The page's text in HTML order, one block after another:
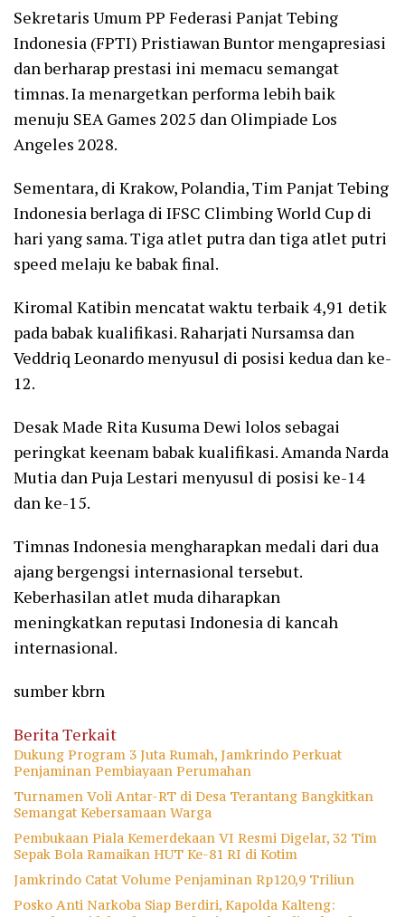
Sekretaris Umum PP Federasi Panjat Tebing
Indonesia (FPTI) Pristiawan Buntor mengapresiasi
dan berharap prestasi ini memacu semangat
timnas. Ia menargetkan performa lebih baik
menuju SEA Games 2025 dan Olimpiade Los
Angeles 2028.
Sementara, di Krakow, Polandia, Tim Panjat Tebing
Indonesia berlaga di IFSC Climbing World Cup di
hari yang sama. Tiga atlet putra dan tiga atlet putri
speed melaju ke babak final.
Kiromal Katibin mencatat waktu terbaik 4,91 detik
pada babak kualifikasi. Raharjati Nursamsa dan
Veddriq Leonardo menyusul di posisi kedua dan ke-
12.
Desak Made Rita Kusuma Dewi lolos sebagai
peringkat keenam babak kualifikasi. Amanda Narda
Mutia dan Puja Lestari menyusul di posisi ke-14
dan ke-15.
Timnas Indonesia mengharapkan medali dari dua
ajang bergengsi internasional tersebut.
Keberhasilan atlet muda diharapkan
meningkatkan reputasi Indonesia di kancah
internasional.
sumber kbrn
Berita Terkait
Dukung Program 3 Juta Rumah, Jamkrindo Perkuat
Penjaminan Pembiayaan Perumahan
Turnamen Voli Antar-RT di Desa Terantang Bangkitkan
Semangat Kebersamaan Warga
Pembukaan Piala Kemerdekaan VI Resmi Digelar, 32 Tim
Sepak Bola Ramaikan HUT Ke-81 RI di Kotim
Jamkrindo Catat Volume Penjaminan Rp120,9 Triliun
Posko Anti Narkoba Siap Berdiri, Kapolda Kalteng: